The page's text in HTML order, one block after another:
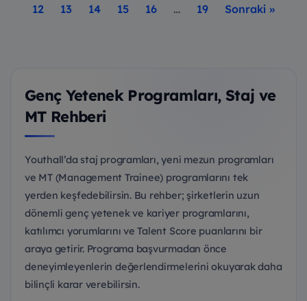
12
13 14 15 16 … 19 Sonraki »
Genç Yetenek Programları, Staj ve
MT Rehberi
Youthall’da staj programları, yeni mezun programları
ve MT (Management Trainee) programlarını tek
yerden keşfedebilirsin. Bu rehber; şirketlerin uzun
dönemli genç yetenek ve kariyer programlarını,
katılımcı yorumlarını ve Talent Score puanlarını bir
araya getirir. Programa başvurmadan önce
deneyimleyenlerin değerlendirmelerini okuyarak daha
bilinçli karar verebilirsin.